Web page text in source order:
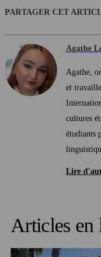
PARTAGER CET
Agathe
Agathe,
et
cultures
étudiants
Lire
Articles en